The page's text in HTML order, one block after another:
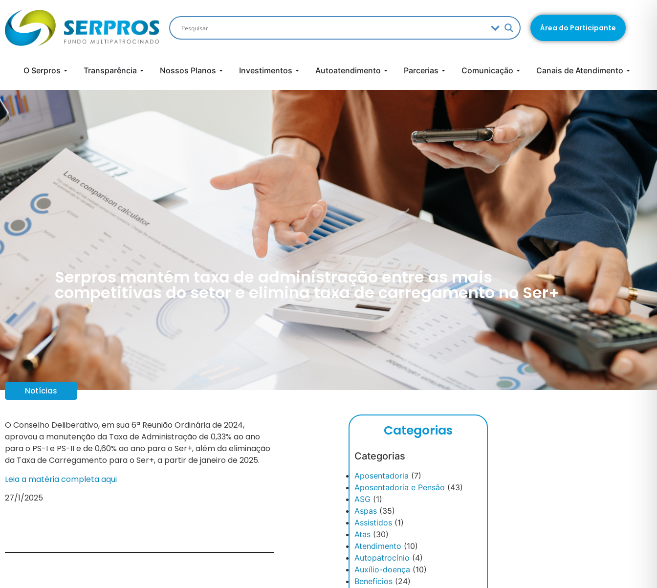
Área do Participante
O Serpros Transparência Nossos Planos Investimentos Autoatendimento Parcerias Comunicação Canais de Atendimento
Serpros mantém taxa de administração entre as mais
competitivas do setor e elimina taxa de carregamento no Ser+
Notícias
O Conselho Deliberativo, em sua 6ª Reunião Ordinária de 2024,
aprovou a manutenção da Taxa de Administração de 0,33% ao ano
para o PS-I e PS-II e de 0,60% ao ano para o Ser+, além da eliminação
da Taxa de Carregamento para o Ser+, a partir de janeiro de 2025.
Leia a matéria completa aqui
27/1/2025
Categorias
Categorias
Aposentadoria (7)
Aposentadoria e Pensão (43)
ASG (1)
Aspas(35)
Assistidos(1)
Atas(30)
Atendimento (10)
Autopatrocínio (4)
Auxílio-doença (10)
Benefícios(24)